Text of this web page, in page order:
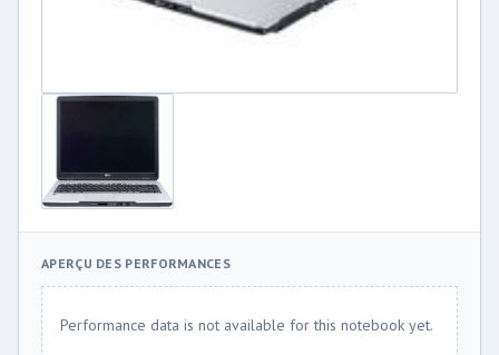
APERÇU DES PERFORMANCES
Performance data is not available for this notebook yet.